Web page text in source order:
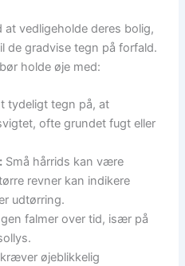
vedligeholde deres bolig,
gradvise tegn på forfald.
holde øje med:
tydeligt tegn på, at
ofte grundet fugt eller
Små hårrids kan være
revner kan indikere
udtørring.
falmer over tid, især på
øjeblikkelig